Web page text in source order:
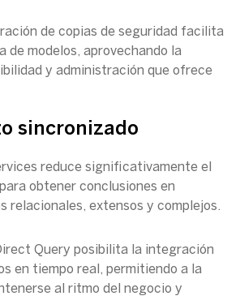
de copias de seguridad facilita
de modelos, aprovechando la
y administración que ofrece
sincronizado
reduce significativamente el
obtener conclusiones en
relacionales, extensos y complejos.
Query posibilita la integración
en tiempo real , permitiendo a la
al ritmo del negocio y